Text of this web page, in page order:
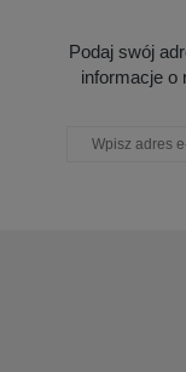
Podaj swój
informacje o